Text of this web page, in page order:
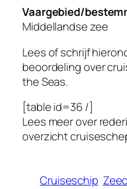
Vaargebied/
Middellandse zee
Lees of schrijf
beoordeling over
the Seas.
[table id=36 /]
Lees meer over
overzicht
Cruiseschip